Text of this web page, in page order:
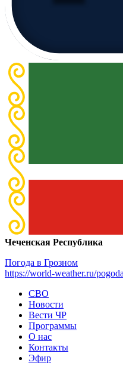
Чеченская Республика
Погода в Грозном
https://world-weather.ru/
СВО
Новости
Вести ЧР
Программы
О нас
Контакты
Эфир